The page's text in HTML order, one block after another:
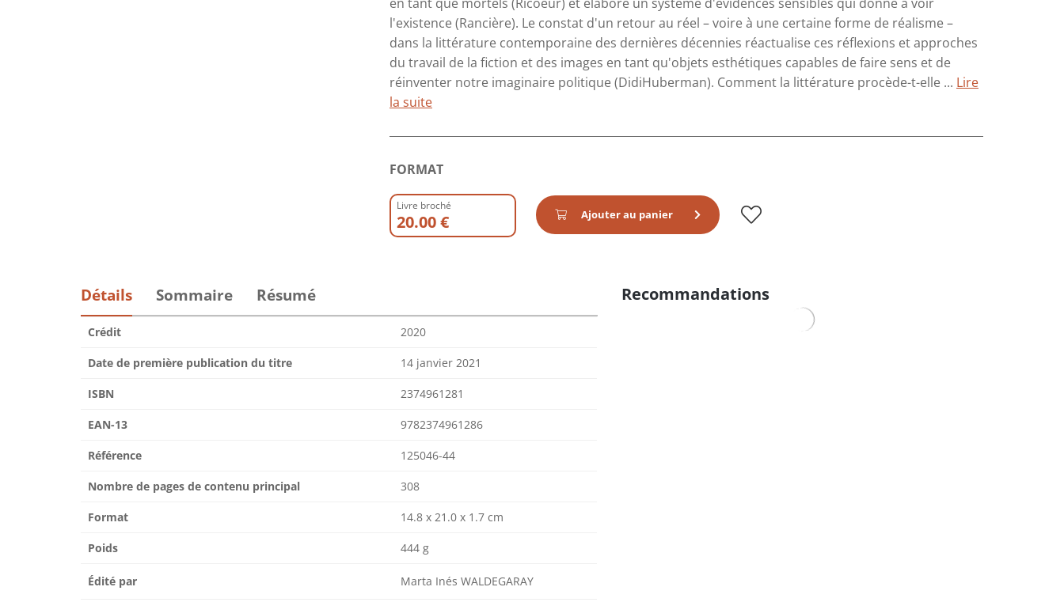
l'existence (Rancière). Le constat d'un retour au réel – voire à une certaine forme de réalisme –
dans la littérature contemporaine des dernières décennies réactualise ces réflexions et approches
du travail de la fiction et des images en tant qu'objets esthétiques capables de faire sens et de
réinventer notre imaginaire politique (DidiHuberman). Comment la littérature procède-t-elle ... Lire
la suite
FORMAT
Livre broché
20.00 € Ajouter au panier
Détails Sommaire Résumé
Crédit 2020
Date de première publication du titre 14 janvier 2021
ISBN 2374961281
EAN-13 9782374961286
Référence 125046-44
Nombre de pages de contenu principal 308
Format 14.8 x 21.0 x 1.7 cm
Poids 444 g
Édité par Marta Inés WALDEGARAY
Recommandations